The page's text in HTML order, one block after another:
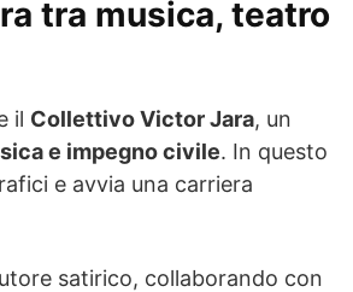
tra musica, teatro
il Collettivo Victor Jara, un
e impegno civile. In questo
e avvia una carriera
satirico, collaborando con